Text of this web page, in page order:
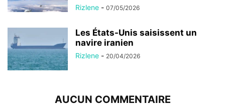
Rizlene - 07/05/2026
Les États-Unis saisissent un
navire iranien
Rizlene - 20/04/2026
AUCUN COMMENTAIRE